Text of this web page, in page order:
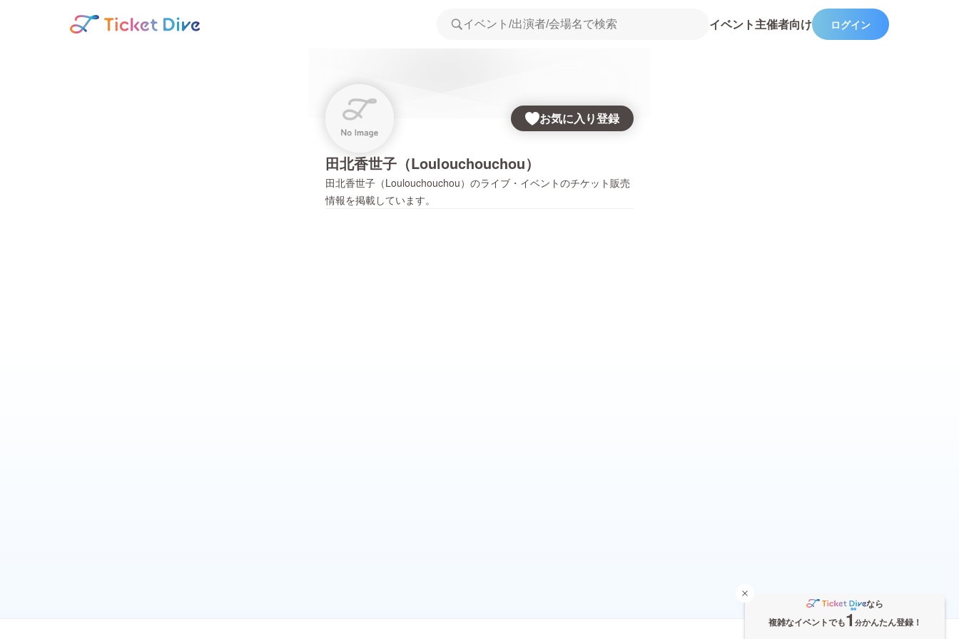
イベント主催者向け ログイン
お気に入り登録
田北香世子（Loulouchouchou）
田北香世子（Loulouchouchou） のライブ・イベントのチケット販売
情報を掲載しています。
なら
複雑なイベントでも1 分かんたん登録！